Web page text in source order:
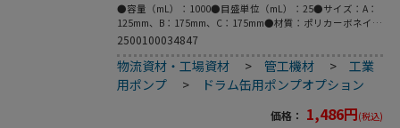
●容量（mL）：1000●目盛単位（mL）：25●サイズ：A：
125mm、B：175mm、C：175mm●材質：ポリカーボネイト
●使用温度：1～99℃●目盛付●こちらの商品は事業者様向
2500100034847
物流資材・工場資材 >管工機材 > 工業
用ポンプ
> ドラム缶用ポンプオプション
価格： 1,486円(税込)